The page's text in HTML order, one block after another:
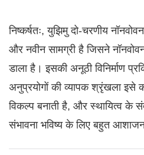
निष्कर्षतः, युझिमु दो-चरणीय
और नवीन सामग्री है जिसने नॉनवोवन
डाला है। इसकी अनूठी विनिर्माण
अनुप्रयोगों की व्यापक श्रृंखला इसे
विकल्प बनाती है, और स्थायित्व के
संभावना भविष्य के लिए बहुत